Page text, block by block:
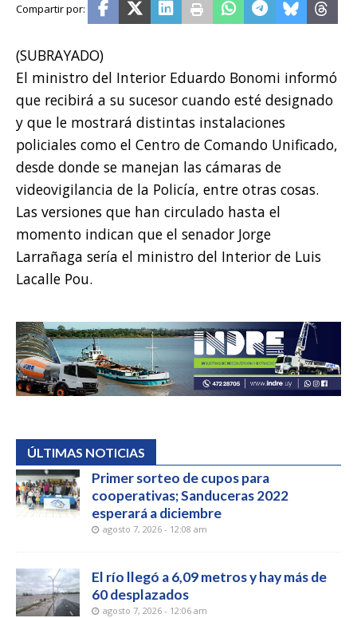
(SUBRAYADO)
El ministro del Interior Eduardo Bonomi informó
que recibirá a su sucesor cuando esté designado
y que le mostrará distintas instalaciones
policiales como el Centro de Comando Unificado,
desde donde se manejan las cámaras de
videovigilancia de la Policía, entre otras cosas.
Las versiones que han circulado hasta el
momento indican que el senador Jorge
Larrañaga sería el ministro del Interior de Luis
Lacalle Pou.
ÚLTIMAS NOTICIAS
Primer sorteo de cupos para
cooperativas; Sanduceras 2022
esperará a diciembre
agosto 7, 2026 - 12:08 am
El río llegó a 6,09 metros y hay más de
60 desplazados
agosto 7, 2026 - 12:06 am